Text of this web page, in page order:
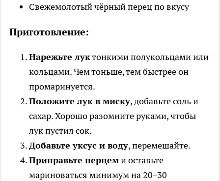
Свежемолотый чёрный перец по вкусу
Приготовление:
Нарежьте луктонкими полукольцами или
кольцами. Чем тоньше, тем быстрее он
промаринуется.
Положите лук в миску, добавьте соль и
сахар. Хорошо разомните руками, чтобы
лук пустил сок.
Добавьте уксус и воду, перемешайте.
Приправьте перцеми оставьте
мариноваться минимум на 20–30